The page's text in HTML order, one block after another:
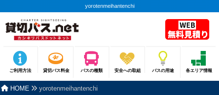
yorotenmeihantenchi
ご利用方法 貸切バス料金 バスの種類 安全への取組 バスの用途 各エリア情報
HOME yorotenmeihantenchi